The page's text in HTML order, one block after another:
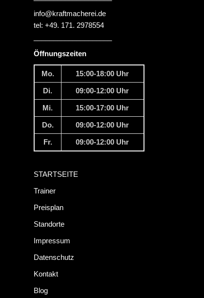
info@kraftmacherei.de
tel: +49. 171. 2978554
Öffnungszeiten
Mo. 15:00-18:00 Uhr
Di. 09:00-12:00 Uhr
Mi. 15:00-17:00 Uhr
Do. 09:00-12:00 Uhr
Fr. 09:00-12:00 Uhr
STARTSEITE
Trainer
Preisplan
Standorte
Impressum
Datenschutz
Kontakt
Blog